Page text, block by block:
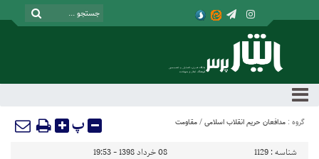
گروه : مدافعان حریم انقلاب اسلامی / مقاومت پ
شناسه : 1129
08 خرداد 1398 - 19:53